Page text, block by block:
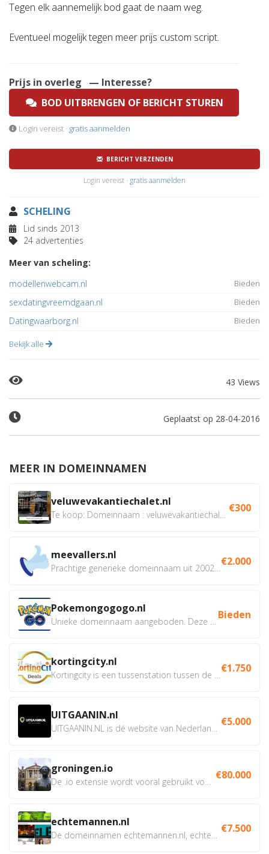
Tegen elk aannemelijk bod gaat de naam weg.
Eventueel mogelijk tegen meer prijs custom script.
Prijs in overleg
— Interesse?
BOD UITBRENGEN OF BERICHT STUREN
Login vereist · gratis aanmelden
BERICHT VERZENDEN
Login vereist · gratis aanmelden
SCHELING
Lid sinds 2013
24 advertenties
Meer van scheling:
modellenwebcam.nl
Bieden
sexdatingvreemdgaan.nl Bieden
Datingwaarborg.nl Bieden
Bekijk alle
43 Views
Geplaatst op 28-04-2016
MEER IN DOMEINNAMEN
veluwevakantiechalet.nl €300
meevallers.nl €2.000
Pokemongogogo.nl Bieden
kortingcity.nl €1.750
UITGAANIN.nl €5.000
groningen.io €80.000
echtemannen.nl €7.500